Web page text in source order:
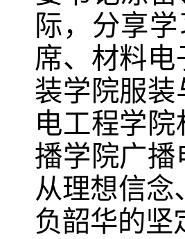
际，分享
席、材料
装学院服装
电工程学
播学院广播
从理想信念
负韶华的坚